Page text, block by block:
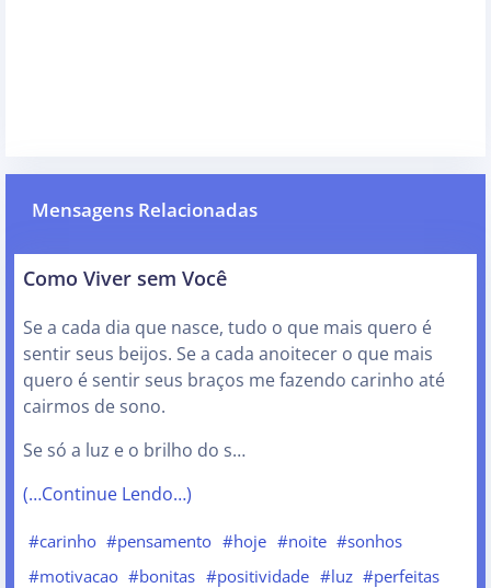
Mensagens Relacionadas
Como Viver sem Você
Se a cada dia que nasce, tudo o que mais quero é
sentir seus beijos. Se a cada anoitecer o que mais
quero é sentir seus braços me fazendo carinho até
cairmos de sono.
Se só a luz e o brilho do s…
(…Continue Lendo…)
#carinho #pensamento #hoje #noite #sonhos
#motivacao #bonitas #positividade #luz #perfeitas